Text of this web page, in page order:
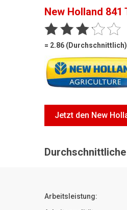
New Holland 841
= 2.86 (Durchschnittlich)
Jetzt den New
Arbeitsleistung: